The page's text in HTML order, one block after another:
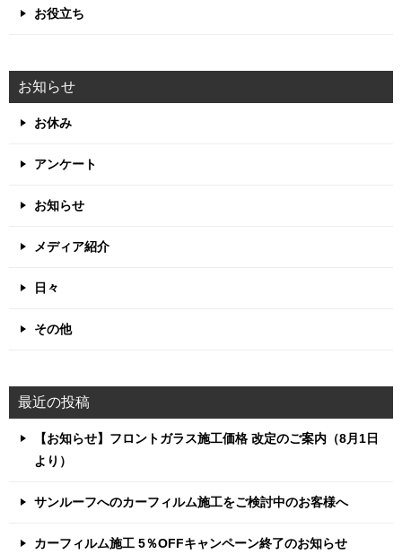
お役立ち
お知らせ
お休み
アンケート
お知らせ
メディア紹介
日々
その他
最近の投稿
【お知らせ】フロントガラス施工価格 改定のご案内（8月1日
より）
サンルーフへのカーフィルム施工をご検討中のお客様へ
カーフィルム施工 5％OFFキャンペーン終了のお知らせ